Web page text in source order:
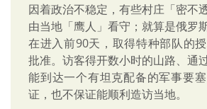
因着政治不稳定，有些村庄「密不
由当地「鹰人」看守；就算是俄罗
在进入前90天，取得特种部队的
批准。访客得开数小时的山路、通
能到达一个有坦克配备的军事要
证，也不保证能顺利造访当地。